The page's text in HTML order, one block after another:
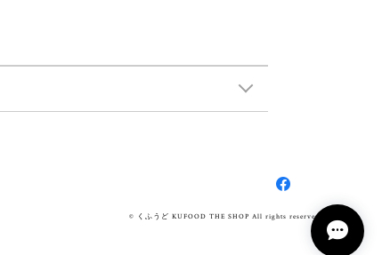
© くふうど KUFOOD THE SHOP All rights reserved.